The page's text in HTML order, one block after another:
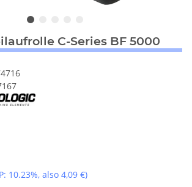
C-Series BF 5000
10.23%, also 4,09 €)